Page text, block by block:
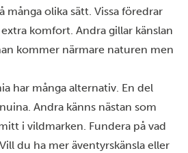
många olika sätt. Vissa föredrar
komfort. Andra gillar känslan
kommer närmare naturen men
har många alternativ. En del
Andra känns nästan som
i vildmarken. Fundera på vad
du ha mer äventyrskänsla eller